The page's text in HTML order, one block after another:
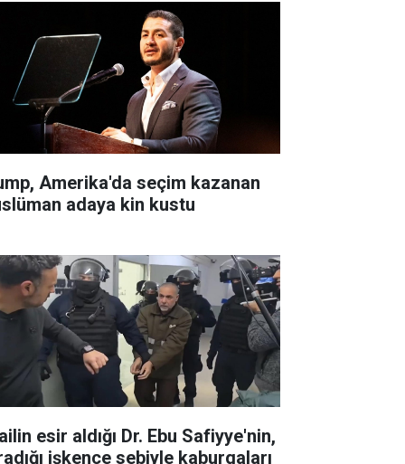
Amerika'da seçim kazanan
adaya kin kustu
esir aldığı Dr. Ebu Safiyye'nin,
işkence sebiyle kaburgaları